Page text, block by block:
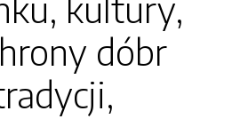
kultury,
dóbr